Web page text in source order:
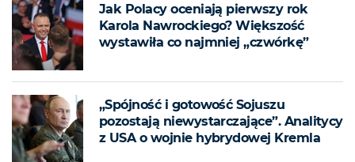
Jak Polacy oceniają pierwszy rok
Karola Nawrockiego? Większość
wystawiła co najmniej „czwórkę”
„Spójność i gotowość Sojuszu
pozostają niewystarczające”. Analitycy
z USA o wojnie hybrydowej Kremla